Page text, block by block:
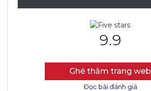
9.9
Ghé thăm trang web
Đọc bài đánh giá